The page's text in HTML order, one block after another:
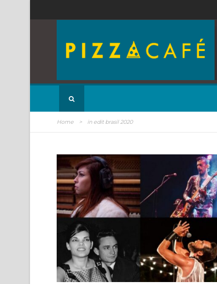
Home > in edit brasil 2020